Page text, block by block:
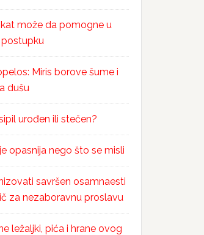
može da pomogne u
Miris borove šume i
dušu
urođen ili stečen?
opasnija nego što se misli
savršen osamnaesti
za nezaboravnu proslavu
ležaljki, pića i hrane ovog